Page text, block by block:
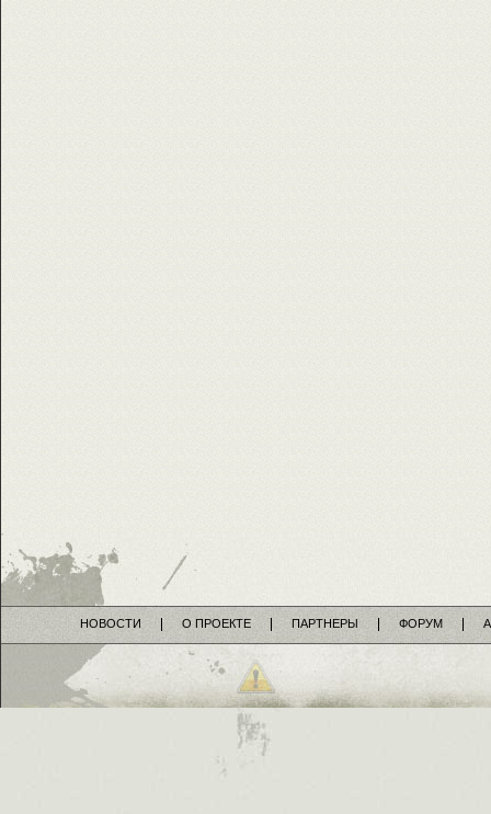
НОВОСТИ О ПРОЕКТЕ ПАРТНЕРЫ ФОРУМ